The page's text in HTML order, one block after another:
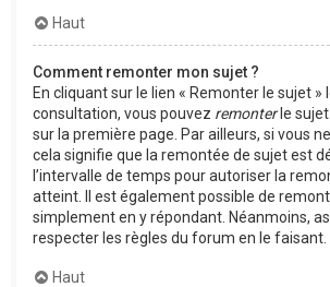
Haut
Comment remonter mon sujet ?
En cliquant sur le lien « Remonter le sujet »
consultation, vous pouvez remonterle
sur la première page. Par ailleurs, si vous
cela signifie que la remontée de sujet est
l’intervalle de temps pour autoriser la
atteint. Il est également possible de
simplement en y répondant. Néanmoins,
respecter les règles du forum en le faisant.
Haut